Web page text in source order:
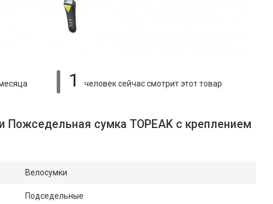
1 человек сейчас смотритэтот товар
Пожседельная сумка TOPEAK с креплением
Велосумки
Подседельные